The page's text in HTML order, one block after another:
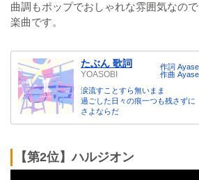
曲調もポップでおしゃれな雰囲気なの
楽曲です。
たぶん 歌詞
YOASOBI
作詞 Ayase
作曲 Ayase
涙流すことすら無いまま
過ごした日々の痕一つも残さずに
さよならだ
【第2位】ハルジオン